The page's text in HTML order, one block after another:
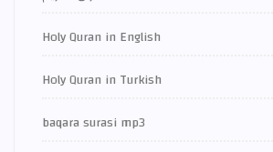
Holy Quran in English
Holy Quran in Turkish
baqara surasi mp3